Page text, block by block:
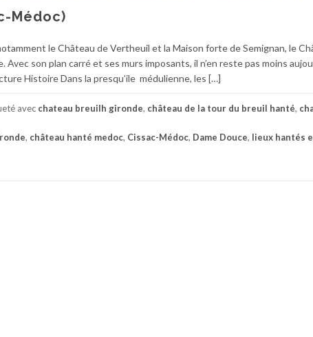
Médoc)
le Château de Vertheuil et la Maison forte de Semignan, le
son plan carré et ses murs imposants, il n’en reste pas moins
Histoire Dans la presqu’ile médulienne, les […]
avec chateau breuilh gironde, château de la tour du breuil hanté,
, château hanté medoc, Cissac-Médoc, Dame Douce, lieux hantés